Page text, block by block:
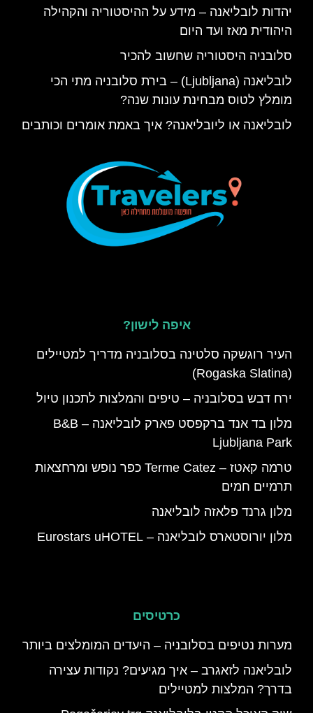
יהדות לובליאנה – מידע על ההיסטוריה והקהילה
היהודית מאז ועד היום
סלובניה היסטוריה שחשוב להכיר
לובליאנה (Ljubljana) – בירת סלובניה מתי הכי
מומלץ לטוס מבחינת עונות שנה?
לובליאנה או ליובליאנה? איך באמת אומרים וכותבים
איפה לישון?
העיר רוגשקה סלטינה בסלובניה מדריך למטיילים
(Rogaska Slatina)
ירח דבש בסלובניה – טיפים והמלצות לתכנון טיול
מלון בד אנד ברקפסט פארק לובליאנה – B&B
Ljubljana Park
טרמה קאטז – Terme Catez כפר נופש ומרחצאות
תרמיים חמים
מלון גרנד פלאזה לובליאנה
מלון יורוסטארס לובליאנה – Eurostars uHOTEL
כרטיסים
מערות נטיפים בסלובניה – היעדים המומלצים ביותר
לובליאנה לזאגרב – איך מגיעים? נקודות עצירה
בדרך? המלצות למטיילים